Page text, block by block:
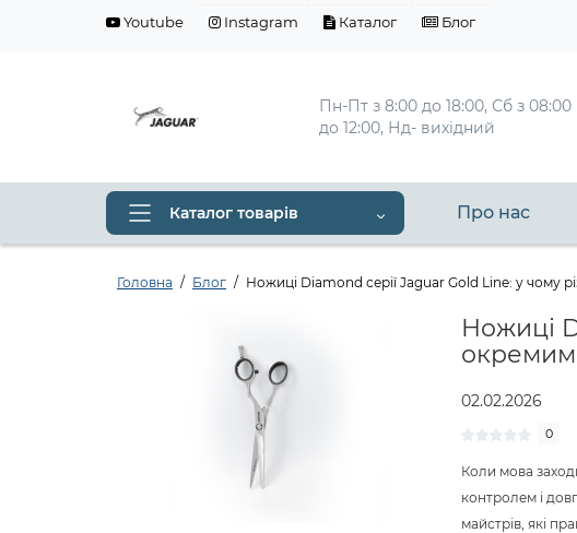
Youtube Instagram Каталог Блог
Пн-Пт з 8:00 до 18:00, Сб з 08:00
до 12:00, Нд- вихідний
Каталог товарів Про нас
Головна Блог Ножиці Diamond серії Jaguar Gold Line: у чому
Ножиці
02.02.2026
0
Коли мова
контролем і
майстрів, які